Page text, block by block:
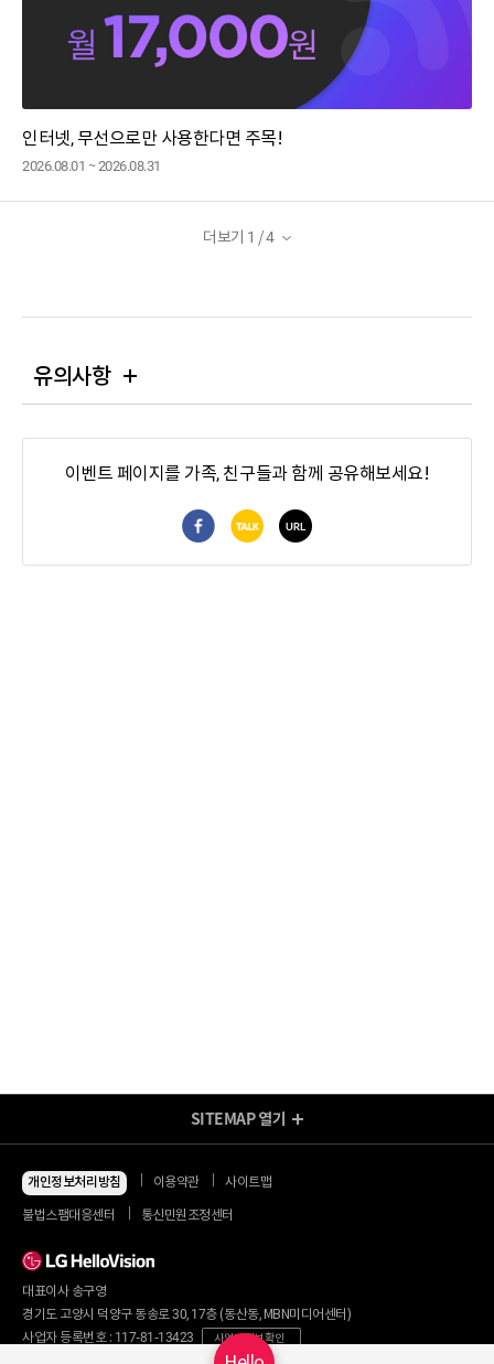
인터넷, 무선으로만 사용한다면 주목!
2026.08.01 ~ 2026.08.31
더보기 1 / 4
유의사항
이벤트 페이지를 가족, 친구들과 함께 공유해보세요!
페이스북 공유카카오톡 공유
URL 공유
지금 최저가
인터넷+TV
인터넷 요금제
TV 요금제
인터넷
요금제
인터넷+모바일
왜 헬로비전일까요?
직영몰 단독 혜택
기획전/이벤트
SITEMAP 열기
개인정보처리방침 이용약관 사이트맵
불법스팸대응센터 통신민원조정센터
대표이사 송구영
경기도 고양시 덕양구 동송로 30, 17층 (동산동, MBN미디어센터)
사업자 등록번호 : 117-81-13423
사업자 정보 확인